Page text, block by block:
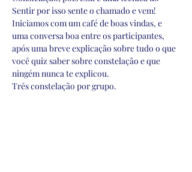
Sentir por isso sente o chamado e vem!
Iniciamos com um café de boas vindas, e
uma conversa boa entre os participantes,
após uma breve explicação sobre tudo o que
você quiz saber sobre constelação e que
ningém nunca te explicou.
Três constelação por grupo.